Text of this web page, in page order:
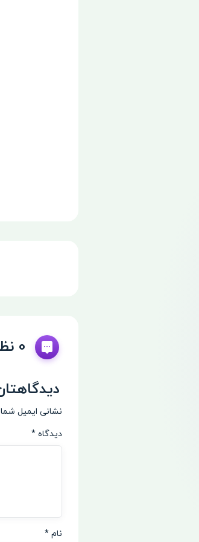
0 نظر
نشانی ایمیل
دیدگاه *
نام *